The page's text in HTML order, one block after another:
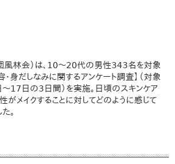
風林会）は、10～20代の男性343名を対象
身だしなみに関するアンケート調査】（対象
17日の3日間）を実施。日頃のスキンケア
がメイクすることに対してどのように感じて
。